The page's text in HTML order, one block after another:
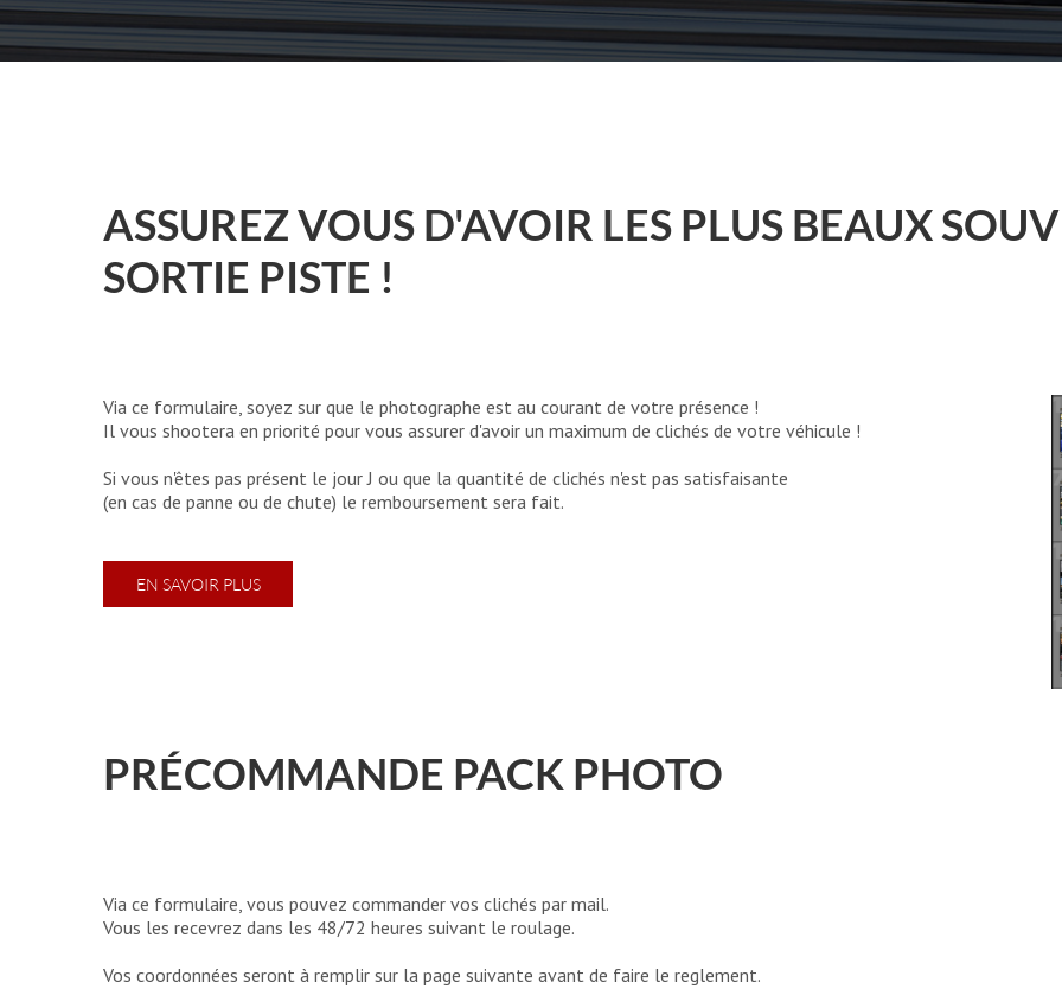
ASSUREZ VOUS D'AVOIR LES PLUS BEAUX
SORTIE PISTE !
Via ce formulaire, soyez sur que le photographe est au courant de votre présence !
Il vous shootera en priorité pour vous assurer d'avoir un maximum de clichés de votre véhicule !
Si vous n'êtes pas présent le jour J ou que la quantité de clichés n'est pas satisfaisante
(en cas de panne ou de chute) le remboursement sera fait.
EN SAVOIR PLUS
PRÉCOMMANDE PACK PHOTO
Via ce formulaire, vous pouvez commander vos clichés par mail.
Vous les recevrez dans les 48/72 heures suivant le roulage.
Vos coordonnées seront à remplir sur la page suivante avant de faire le reglement.